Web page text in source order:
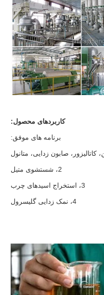
کاربردهای محصول:
برنامه های موفق:
2، شستشوی متیل
3، استخراج اسیدهای چرب
4، نمک زدایی گلیسرول